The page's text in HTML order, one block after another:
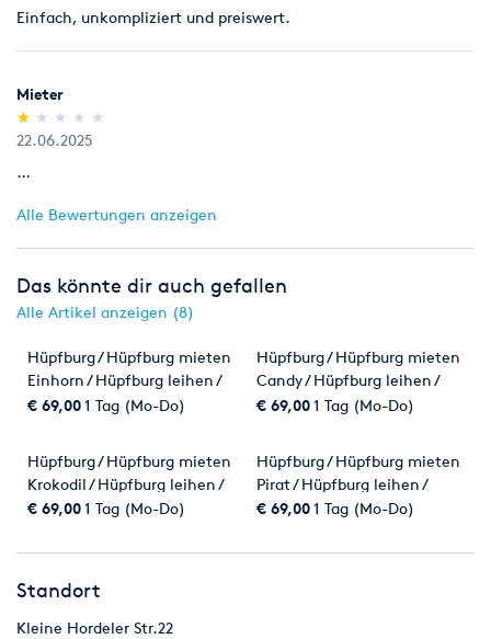
Direkt buchen auf: www.wekaland.de/jetzt-buchen
Einfach, unkompliziert und preiswert.
Mieter
(*)
★
★
( ) ★
★
( ) ★
★
( ) ★
★
( ) ★
★
22.06.2025
…
Alle Bewertungen anzeigen
Das könnte dir auch gefallen
Alle Artikel anzeigen (8)
Hüpfburg / Hüpfburg mieten
Einhorn / Hüpfburg leihen /
Hüpfburgen uvm.
€ 69,001 Tag (Mo-Do)
Hüpfburg / Hüpfburg mieten
Candy / Hüpfburg leihen /
Hüpfburgen uvm.
€ 69,001 Tag (Mo-Do)
Hüpfburg / Hüpfburg mieten
Krokodil / Hüpfburg leihen /
Hüpfburgen uvm.
€ 69,001 Tag (Mo-Do)
Hüpfburg / Hüpfburg mieten
Pirat / Hüpfburg leihen /
Hüpfburgen uvm.
€ 69,001 Tag (Mo-Do)
Standort
Kleine Hordeler Str.22